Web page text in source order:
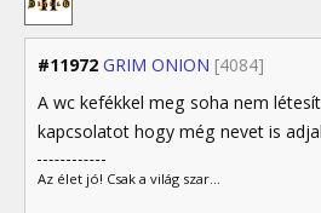
#11972 GRIM ONION [4084]
A wc kefékkel meg soha nem
kapcsolatot hogy még nevet is
Az élet jó! Csak a világ szar...